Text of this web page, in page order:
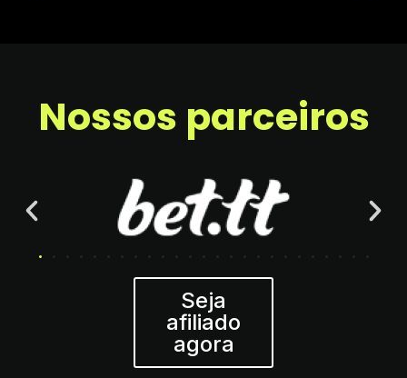
Nossos parceiros
Seja
afiliado
agora